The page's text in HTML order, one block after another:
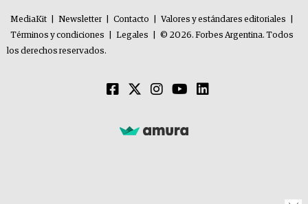
MediaKit Newsletter Contacto Valores y estándares editoriales
Términos y condiciones
Legales
© 2026. Forbes Argentina. Todos
los derechos reservados.